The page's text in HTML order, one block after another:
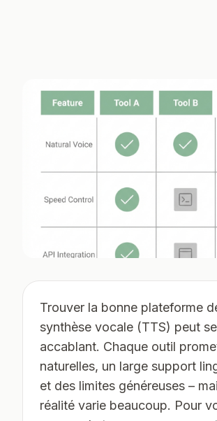
Trouver la bonne plateforme
synthèse vocale (TTS) peut
accablant. Chaque outil
naturelles, un large support
et des limites généreuses –
réalité varie beaucoup. Pour